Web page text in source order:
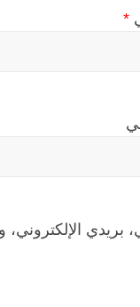
*
الإلكتروني،